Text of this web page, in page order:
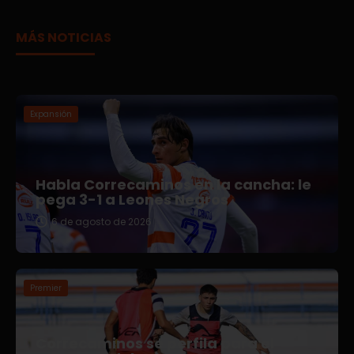
MÁS NOTICIAS
Expansión
Habla Correcaminos en la cancha: le
pega 3-1 a Leones Negros
6 de agosto de 2026
Premier
Correcaminos se perfila para el